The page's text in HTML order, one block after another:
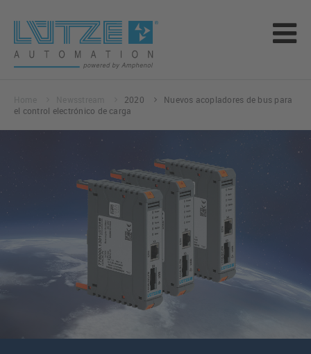
2020
Nuevos acopladores de bus para
el control electrónico de carga